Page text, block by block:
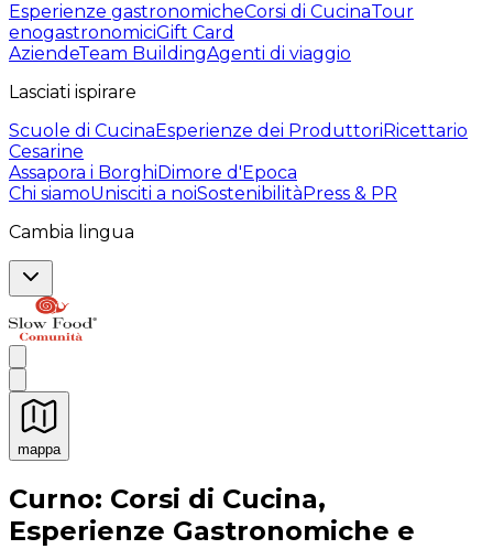
Esperienze gastronomicheCorsi di CucinaTour
enogastronomiciGift Card
AziendeTeam BuildingAgenti di viaggio
Lasciati ispirare
Scuole di CucinaEsperienze dei ProduttoriRicettario
Cesarine
Assapora i BorghiDimore d'Epoca
Chi siamoUnisciti a noiSostenibilitàPress & PR
Cambia lingua
mappa
Esperienze culinarie indimenticabili: Esperienze
Curno: Corsi di Cucina,
Esperienze Gastronomiche e